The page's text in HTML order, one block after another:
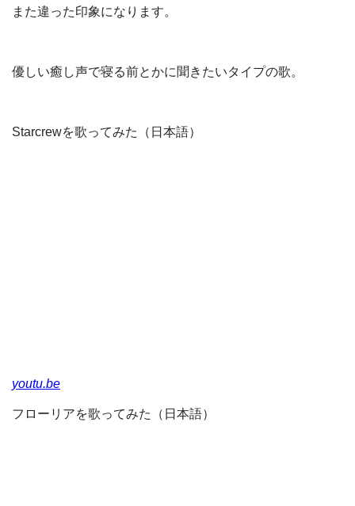
また違った印象になります。
優しい癒し声で寝る前とかに聞きたいタイプの歌。
Starcrewを歌ってみた（日本語）
youtu.be
フローリアを歌ってみた（日本語）